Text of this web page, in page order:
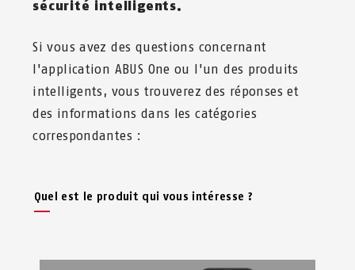
sécurité intelligents.
Si vous avez des questions concernant
l'application ABUS One ou l'un des produits
intelligents, vous trouverez des réponses et
des informations dans les catégories
correspondantes :
Quel est le produit qui vous intéresse ?